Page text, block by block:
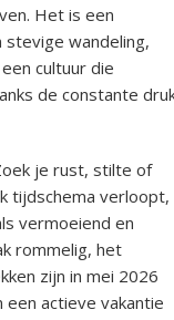
Het is een
wandeling,
cultuur die
de constante
je rust, stilte of
tijdschema verloopt,
vermoeiend en
rommelig, het
zijn in mei 2026
een actieve vakantie